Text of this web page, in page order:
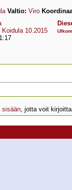
Valtio: Viro
Koidula 10.2015
sisään, jotta voit